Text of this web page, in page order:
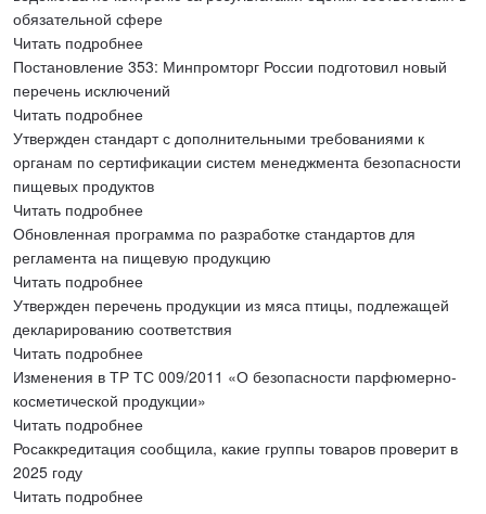
обязательной сфере
Читать подробнее
Постановление 353: Минпромторг России подготовил новый
перечень исключений
Читать подробнее
Утвержден стандарт с дополнительными требованиями к
органам по сертификации систем менеджмента безопасности
пищевых продуктов
Читать подробнее
Обновленная программа по разработке стандартов для
регламента на пищевую продукцию
Читать подробнее
Утвержден перечень продукции из мяса птицы, подлежащей
декларированию соответствия
Читать подробнее
Изменения в ТР ТС 009/2011 «О безопасности парфюмерно-
косметической продукции»
Читать подробнее
Росаккредитация сообщила, какие группы товаров проверит в
2025 году
Читать подробнее